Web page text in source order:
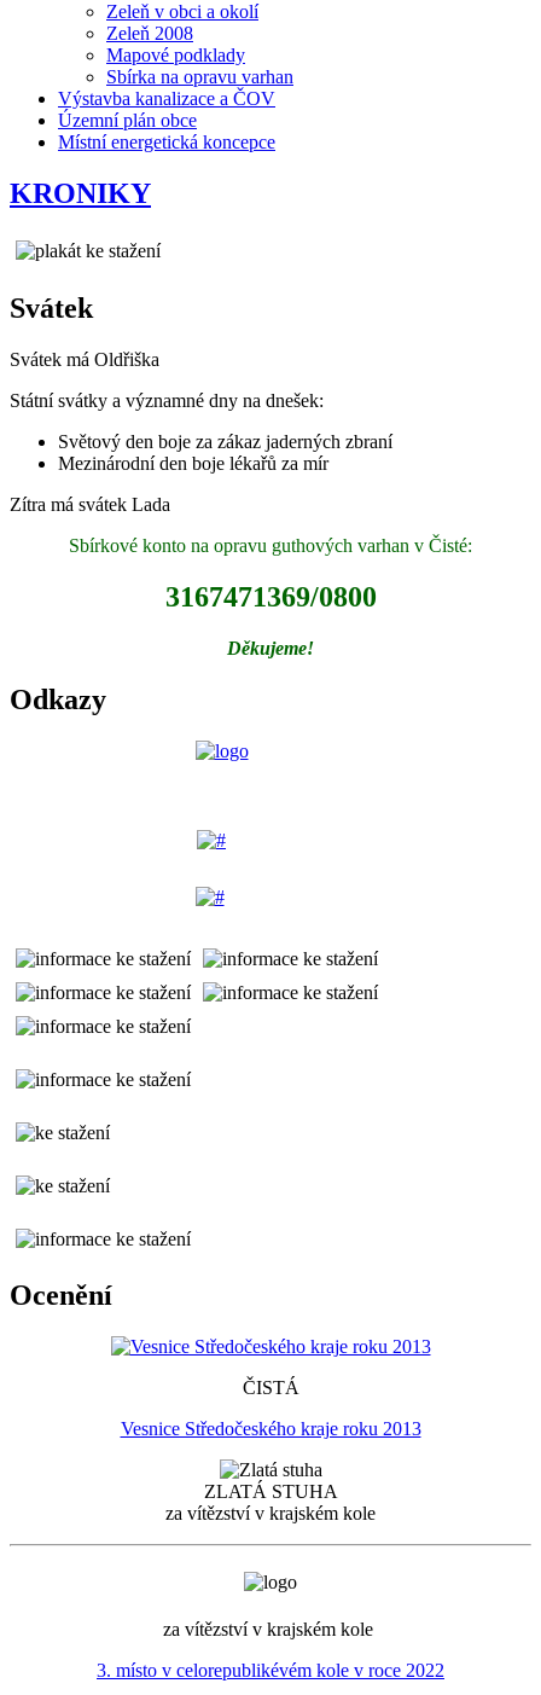
Zeleň v obci a okolí
Zeleň 2008
Mapové podklady
Sbírka na opravu varhan
Výstavba kanalizace a ČOV
Územní plán obce
Místní energetická koncepce
KRONIKY
Svátek
Svátek má Oldřiška
Státní svátky a významné dny na dnešek:
Světový den boje za zákaz jaderných zbraní
Mezinárodní den boje lékařů za mír
Zítra má svátek Lada
Sbírkové konto na opravu guthových varhan v Čisté:
3167471369/0800
Děkujeme!
Odkazy
Ocenění
ČISTÁ
Vesnice Středočeského kraje roku 2013
ZLATÁ STUHA
za vítězství v krajském kole
za vítězství v krajském kole
3. místo v celorepublikévém kole v roce 2022